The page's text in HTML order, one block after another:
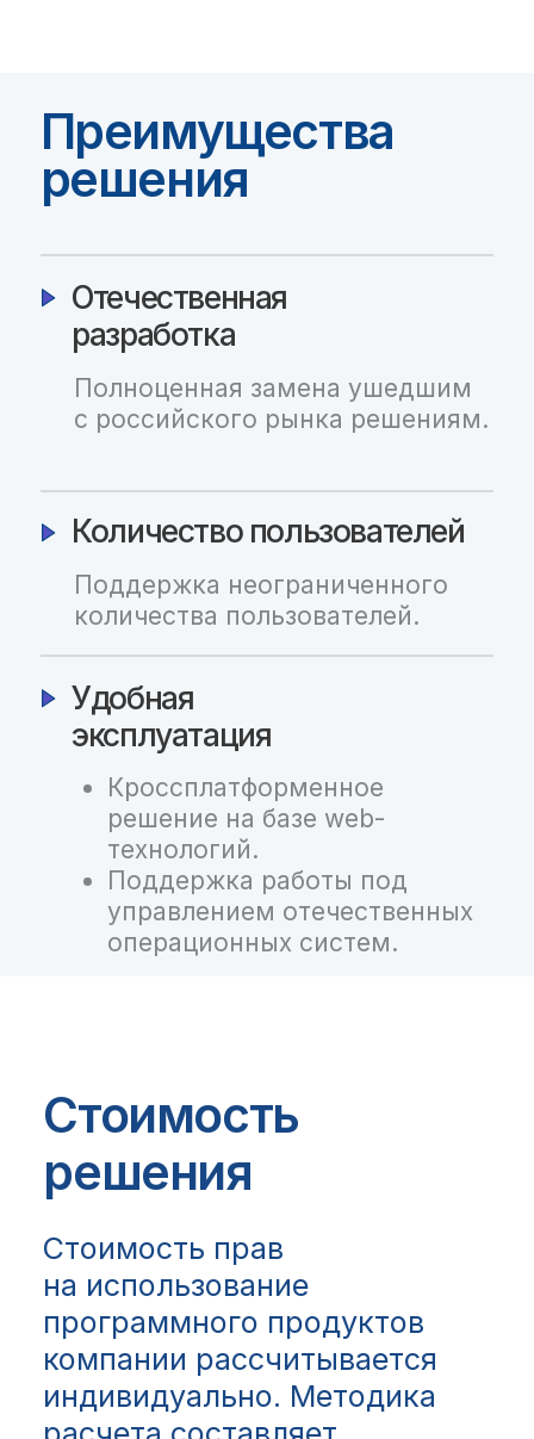
Документация
характеристик ПО
Руководство пользователя
Контакты службы
support_eam@ntik.ru
E-mail:
Связаться с нами